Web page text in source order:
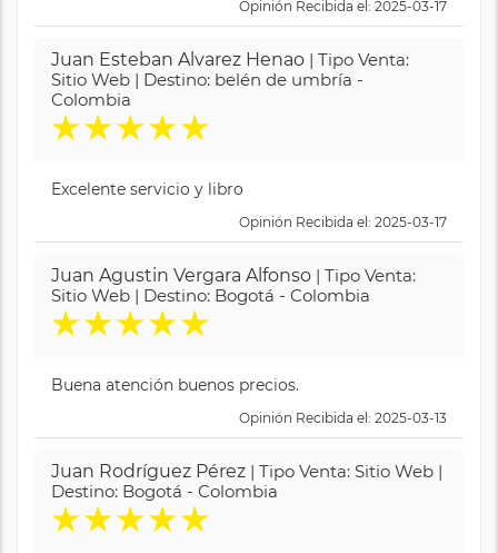
Opinión Recibida el: 2025-03-17
Juan Esteban Alvarez Henao | Tipo Venta:
Sitio Web | Destino: belén de umbría -
Colombia
★★★★★
Excelente servicio y libro
Opinión Recibida el: 2025-03-17
Juan Agustin Vergara Alfonso | Tipo Venta:
Sitio Web | Destino: Bogotá - Colombia
★★★★★
Buena atención buenos precios.
Opinión Recibida el: 2025-03-13
Juan Rodríguez Pérez | Tipo Venta: Sitio Web |
Destino: Bogotá - Colombia
★★★★★